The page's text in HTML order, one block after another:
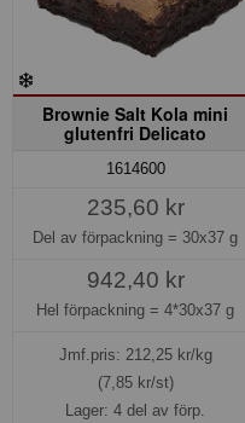
Brownie Salt Kola mini
glutenfri Delicato
1614600
235,60 kr
Del av förpackning = 30x37 g
942,40 kr
Hel förpackning = 4*30x37 g
Jmf.pris: 212,25kr/kg
(7,85 kr/st)
Lager: 4 del av förp.